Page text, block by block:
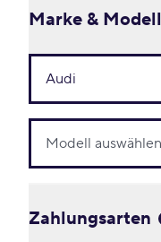
Marke & Modell
Zahlungsarten